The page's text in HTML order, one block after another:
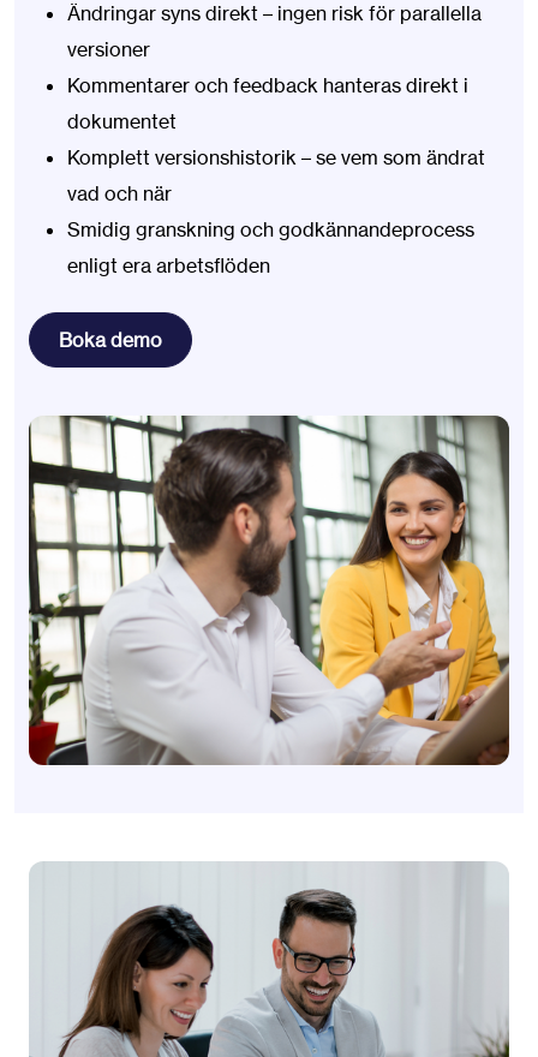
Ändringar syns direkt – ingen risk för parallella
versioner
Kommentarer och feedback hanteras direkt i
dokumentet
Komplett versionshistorik – se vem som ändrat
vad och när
Smidig granskning och godkännandeprocess
enligt era arbetsflöden
Boka demo